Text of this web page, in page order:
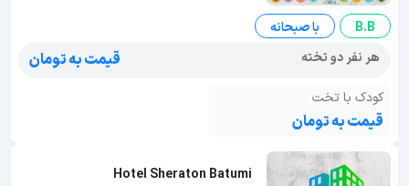
B.B
با صبحانه
هر نفر دو تخته
قیمت به تومان
کودک با تخت
قیمت به تومان
Hotel Sheraton Batumi